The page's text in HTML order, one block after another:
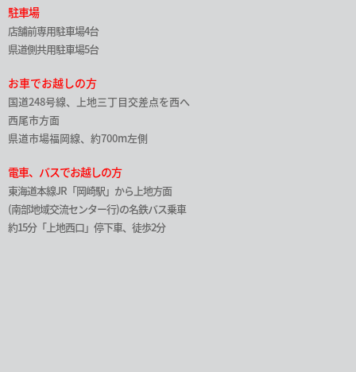
駐車場
店舗前専用駐車場4台
県道側共用駐車場5台
お車でお越しの方
国道248号線、上地三丁目交差点を西へ
西尾市方面
県道市場福岡線、約700m左側
電車、バスでお越しの方
東海道本線JR「岡崎駅」から上地方面
(南部地域交流センター行)の名鉄バス乗車
約15分「上地西口」停下車、徒歩2分